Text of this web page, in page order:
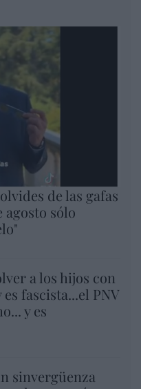
de las gafas
agosto sólo
a los hijos con
fascista...el PNV
y es
sinvergüenza